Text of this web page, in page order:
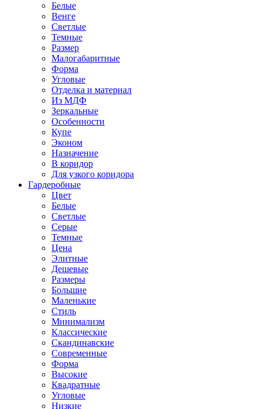
Белые
Венге
Светлые
Темные
Размер
Малогабаритные
Форма
Угловые
Отделка и материал
Из МДФ
Зеркальные
Особенности
Купе
Эконом
Назначение
В коридор
Для узкого коридора
Гардеробные
Цвет
Белые
Светлые
Серые
Темные
Цена
Элитные
Дешевые
Размеры
Большие
Маленькие
Стиль
Минимализм
Классические
Скандинавские
Современные
Форма
Высокие
Квадратные
Угловые
Низкие